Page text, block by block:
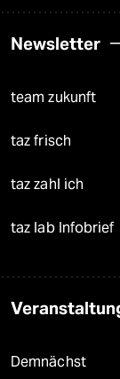
Newsletter
team zukunft
taz frisch
taz zahl ich
taz lab Infobrief
Demnächst